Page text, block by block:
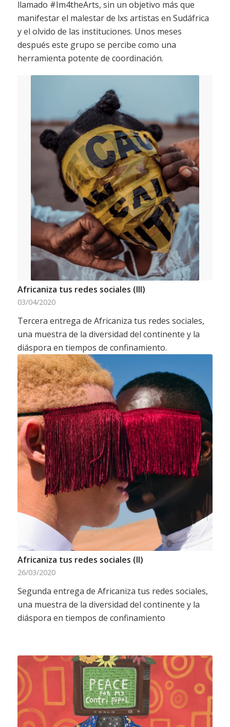
llamado #Im4theArts, sin un objetivo más que
manifestar el malestar de lxs artistas en Sudáfrica
y el olvido de las instituciones. Unos meses
después este grupo se percibe como una
herramienta potente de coordinación.
Africaniza tus redes sociales (III)
03/04/2020
Tercera entrega de Africaniza tus redes sociales,
una muestra de la diversidad del continente y la
diáspora en tiempos de confinamiento.
Africaniza tus redes sociales (II)
26/03/2020
Segunda entrega de Africaniza tus redes sociales,
una muestra de la diversidad del continente y la
diáspora en tiempos de confinamiento